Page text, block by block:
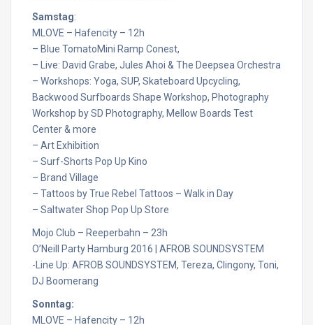
Samstag:
MLOVE – Hafencity – 12h
– Blue TomatoMini Ramp Conest,
– Live: David Grabe, Jules Ahoi & The Deepsea Orchestra
– Workshops: Yoga, SUP, Skateboard Upcycling,
Backwood Surfboards Shape Workshop, Photography
Workshop by SD Photography, Mellow Boards Test
Center & more
– Art Exhibition
– Surf-Shorts Pop Up Kino
– Brand Village
– Tattoos by True Rebel Tattoos – Walk in Day
– Saltwater Shop Pop Up Store
Mojo Club – Reeperbahn – 23h
O’Neill Party Hamburg 2016 | AFROB SOUNDSYSTEM
-Line Up: AFROB SOUNDSYSTEM, Tereza, Clingony, Toni,
DJ Boomerang
Sonntag:
MLOVE – Hafencity – 12h